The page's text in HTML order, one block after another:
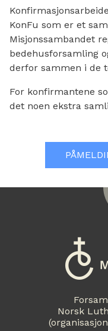
KonFu som er et
Misjonssambandet
bedehusforsamling
derfor sammen i de
For konfirmantene
det noen ekstra
Norsk